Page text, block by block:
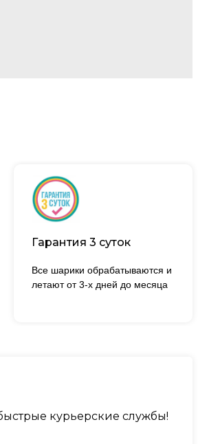
Все шарики обрабатываются и
летают от 3-х дней до месяца
Гарантия 3 суток
курьерские службы!